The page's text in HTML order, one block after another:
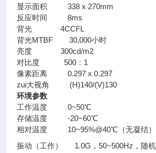
显示面积 338 x 270mm
反应时间 8ms
背光 4CCFL
背光MTBF 30,000小时
亮度 300cd/m2
对比度 500：1
像素距离 0.297 x 0.297
zui大视角 (H)140/(V)130
环境参数
工作温度 0~50℃
存储温度 -20~60℃
相对温度 10~95%@40℃（无凝结）
振动（工作） 1.0G，50~500Hz，随